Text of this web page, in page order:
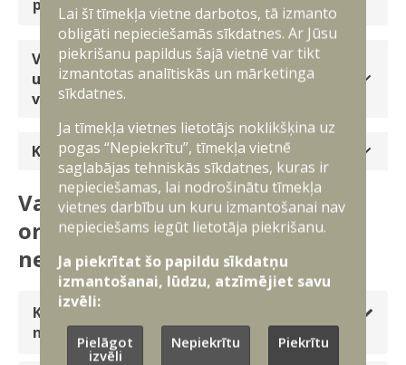
pagarināšanai?
Vai persona var pati izvēlēties dienesta veidu
un dienesta vietu un, vai šī izvēle tiks ņemta
vērā?
Kas svarīgs jāizdara, gatavojoties VAD?
Valsts aizsardzības dienesta
organizēšana: atlase pēc
nejaušības principa
Kas ir atlases process un detalizēti kā tas
notiks?
Lai šī tīmekļa vietne darbotos, tā izmanto
obligāti nepieciešamās sīkdatnes. Ar Jūsu
piekrišanu papildus šajā vietnē var tikt
izmantotas analītiskās un mārketinga
sīkdatnes.
Ja tīmekļa vietnes lietotājs noklikšķina uz
pogas “Nepiekrītu”, tīmekļa vietnē
saglabājas tehniskās sīkdatnes, kuras ir
nepieciešamas, lai nodrošinātu tīmekļa
vietnes darbību un kuru izmantošanai nav
nepieciešams iegūt lietotāja piekrišanu.
Ja piekrītat šo papildu sīkdatņu
izmantošanai, lūdzu, atzīmējiet savu
izvēli:
Pielāgot
izvēli
Nepiekrītu Piekrītu